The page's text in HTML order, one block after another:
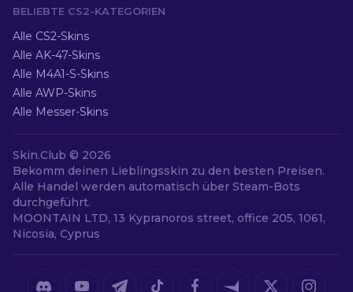
BELIEBTE CS2-KATEGORIEN
Alle CS2-Skins
Alle AK-47-Skins
Alle M4A1-S-Skins
Alle AWP-Skins
Alle Messer-Skins
Skin.Club © 2026
Bekomm deinen Lieblingsskin zu den besten Preisen.
Alle Handel werden automatisch über Steam-Bots
durchgeführt.
MOONTAIN LTD, 13 Kypranoros street, office 205, 1061,
Nicosia, Cyprus